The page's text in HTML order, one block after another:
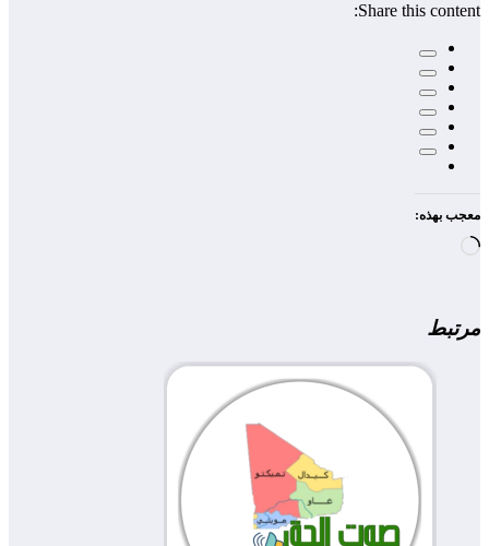
Share this content:
معجب بهذه:
مرتبط